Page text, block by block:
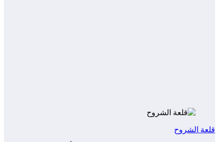
قلعة الشروح